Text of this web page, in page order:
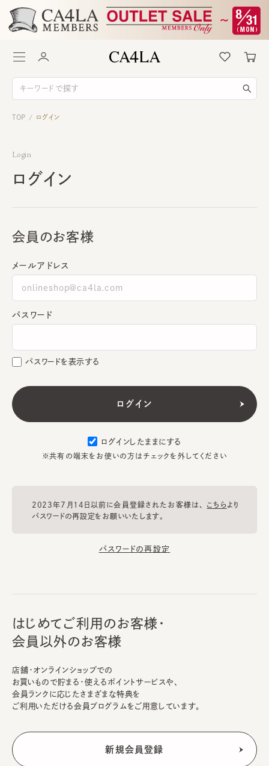
TOP / ログイン
Login
ログイン
会員のお客様
メールアドレス
パスワード
パスワードを表示する
ログインしたままにする
※共有の端末をお使いの方はチェックを外してください
2023年7月14日以前に会員登録されたお客様は、 こちらより
パスワードの再設定をお願いいたします。
パスワードの再設定
はじめてご利用のお客様・
会員以外のお客様
店舗・オンラインショップでの
お買いもので貯まる・使えるポイントサービスや、
会員ランクに応じたさまざまな特典を
ご利用いただける会員プログラムをご用意しています。